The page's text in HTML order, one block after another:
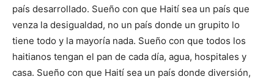
país desarrollado. Sueño con que Haití sea un país que
venza la desigualdad, no un país donde un grupito lo
tiene todo y la mayoría nada. Sueño con que todos los
haitianos tengan el pan de cada día, agua, hospitales y
casa. Sueño con que Haití sea un país donde diversión,